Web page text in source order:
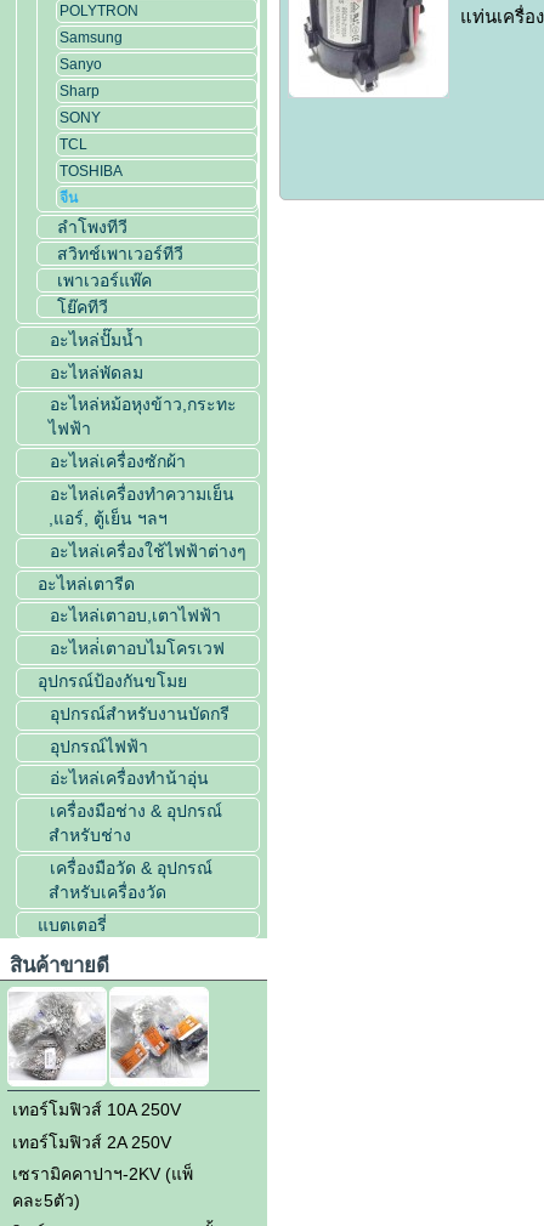
POLYTRON
Samsung
Sanyo
Sharp
SONY
TCL
TOSHIBA
จีน
ลำโพงทีวี
สวิทช์เพาเวอร์ทีวี
เพาเวอร์แพ๊ค
โย๊คทีวี
อะไหล่ปั๊มน้ำ
อะไหล่พัดลม
อะไหล่หม้อหุงข้าว,กระทะ
ไฟฟ้า
อะไหล่เครื่องซักผ้า
อะไหล่เครื่องทำความเย็น
,แอร์, ตู้เย็น ฯลฯ
อะไหล่เครื่องใช้ไฟฟ้าต่างๆ
อะไหล่เตารีด
อะไหล่เตาอบ,เตาไฟฟ้า
อะไหล่่เตาอบไมโครเวฟ
อุปกรณ์ป้องกันขโมย
อุปกรณ์สำหรับงานบัดกรี
อุปกรณ์ไฟฟ้า
อ่ะไหล่เครื่องทำน้าอุ่น
เครื่องมือช่าง & อุปกรณ์
สำหรับช่าง
เครื่องมือวัด & อุปกรณ์
สำหรับเครื่องวัด
แบตเตอรี่
สินค้าขายดี
เทอร์โมฟิวส์ 10A 250V
เทอร์โมฟิวส์ 2A 250V
เซรามิคคาปาฯ-2KV (แพ็
คละ5ตัว)
แท่นเครื่อ